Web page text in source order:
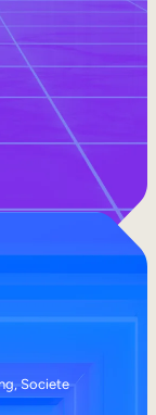
Societe